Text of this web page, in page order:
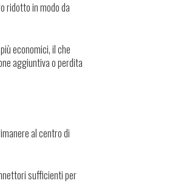
ridotto in modo da
economici, il che
aggiuntiva o perdita
al centro di
sufficienti per